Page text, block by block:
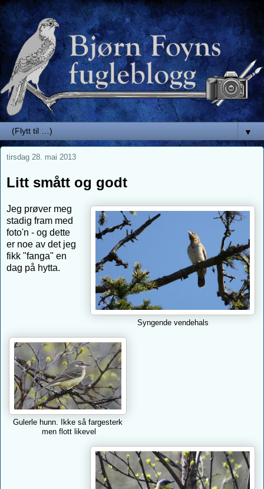
▼
tirsdag 28. mai 2013
Litt smått og godt
Syngende vendehals
Jeg prøver meg
stadig fram med
foto'n - og dette
er noe av det jeg
fikk "fanga" en
dag på hytta.
Gulerle hunn. Ikke så fargesterk
men flott likevel